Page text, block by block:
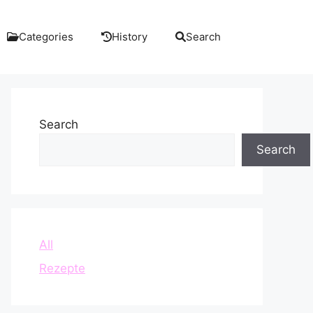
Categories History Search
Search
Search
All
Rezepte